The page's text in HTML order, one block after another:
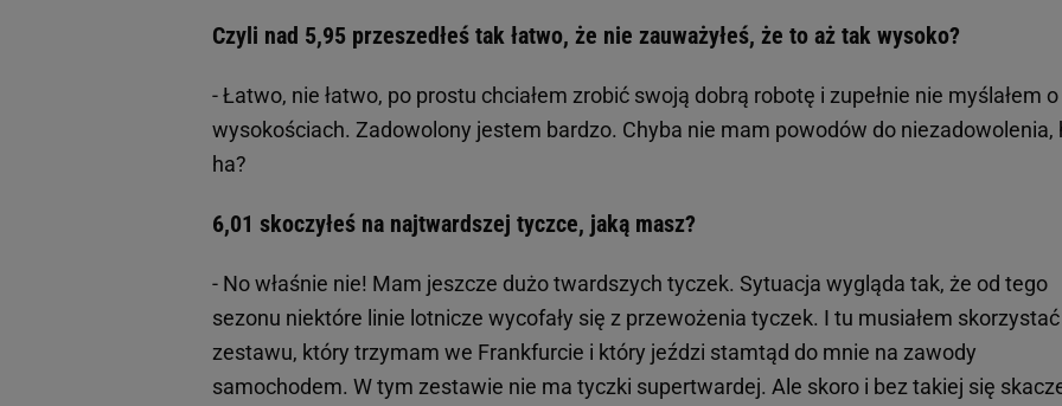
Czyli nad 5,95 przeszedłeś tak łatwo, że nie zauważyłeś, że to aż tak wysoko?
- Łatwo, nie łatwo, po prostu chciałem zrobić swoją dobrą robotę i zupełnie nie myślałem o
wysokościach. Zadowolony jestem bardzo. Chyba nie mam powodów do niezadowolenia,
ha?
6,01 skoczyłeś na najtwardszej tyczce, jaką masz?
- No właśnie nie! Mam jeszcze dużo twardszych tyczek. Sytuacja wygląda tak, że od tego
sezonu niektóre linie lotnicze wycofały się z przewożenia tyczek. I tu musiałem
zestawu, który trzymam we Frankfurcie i który jeździ stamtąd do mnie na zawody
samochodem. W tym zestawie nie ma tyczki supertwardej. Ale skoro i bez takiej się